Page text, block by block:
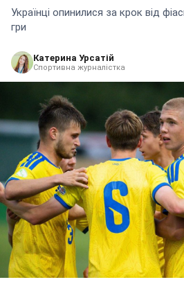
Українці опинилися за крок від
гри
Катерина Урсатій
Спортивна журналістка